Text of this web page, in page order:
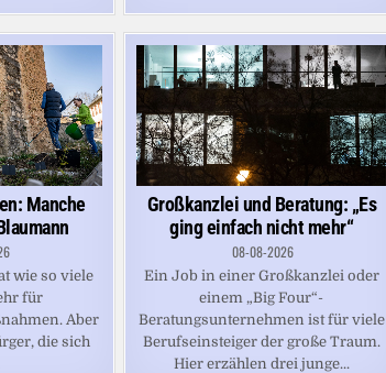
Manche
wie so viele
für
Aber
die sich
Großkanzlei und Beratung: „Es
ging einfach nicht mehr“
08-08-2026
Ein Job in einer Großkanzlei oder
einem „Big Four“-
Beratungsunternehmen ist für viele
Berufseinsteiger der große Traum.
Hier erzählen drei junge...